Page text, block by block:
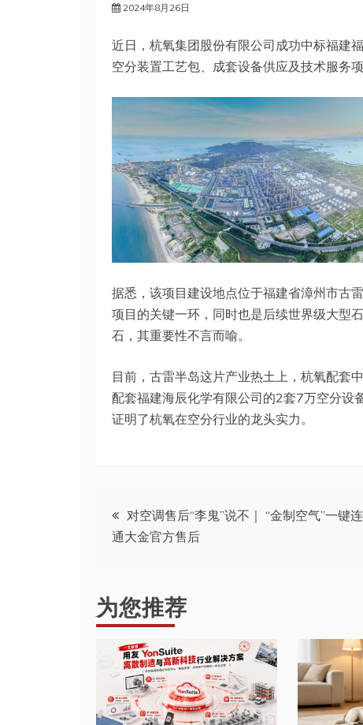
2024年8月26日
近日，杭氧集团股份有限公司成功中标福建
空分装置工艺包、成套设备供应及技术服务项
据悉，该项目建设地点位于福建省漳州市古
项目的关键一环，同时也是后续世界级大
石，其重要性不言而喻。
目前，古雷半岛这片产业热土上，杭氧配套
配套福建海辰化学有限公司的2套7万空分设
证明了杭氧在空分行业的龙头实力。
文
章
导
航
对空调售后“李鬼”说不｜ “金制空气”一键连
通大金官方售后
为您推荐